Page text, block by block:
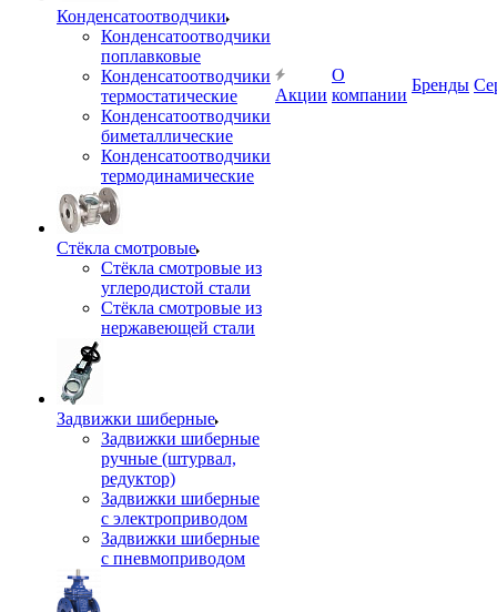
Конденсатоотводчики
Конденсатоотводчики
поплавковые
Конденсатоотводчики
термостатические
Конденсатоотводчики
биметаллические
Конденсатоотводчики
термодинамические
Стёкла смотровые
Стёкла смотровые из
углеродистой стали
Стёкла смотровые из
нержавеющей стали
Задвижки шиберные
Задвижки шиберные
ручные (штурвал,
редуктор)
Задвижки шиберные
с электроприводом
Задвижки шиберные
с пневмоприводом
Акции
О
компании
Бренды